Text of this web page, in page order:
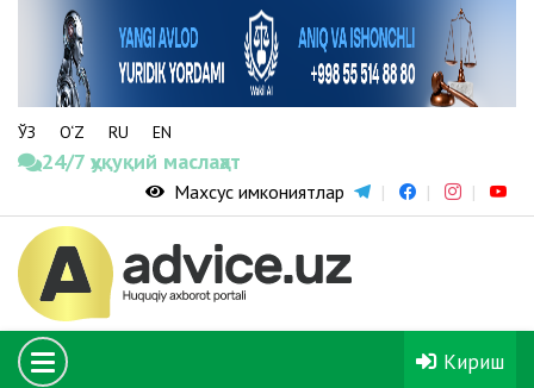
ЎЗ O‘Z RU EN
24/7 ҳуқуқий маслаҳат
Махсус имкониятлар
Кириш